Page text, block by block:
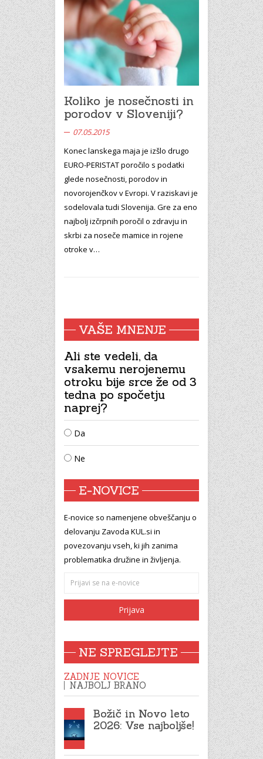
Koliko je nosečnosti in
porodov v Sloveniji?
07.05.2015
Konec lanskega maja je izšlo drugo
EURO-PERISTAT poročilo s podatki
glede nosečnosti, porodov in
novorojenčkov v Evropi. V raziskavi je
sodelovala tudi Slovenija. Gre za eno
najbolj izčrpnih poročil o zdravju in
skrbi za noseče mamice in rojene
otroke v…
VAŠE MNENJE
Ali ste vedeli, da
vsakemu nerojenemu
otroku bije srce že od 3
tedna po spočetju
naprej?
Da
Ne
E-NOVICE
E-novice so namenjene obveščanju o
delovanju Zavoda KUL.si in
povezovanju vseh, ki jih zanima
problematika družine in življenja.
NE SPREGLEJTE
ZADNJE NOVICE
NAJBOLJ BRANO
Božič in Novo leto
2026: Vse najboljše!